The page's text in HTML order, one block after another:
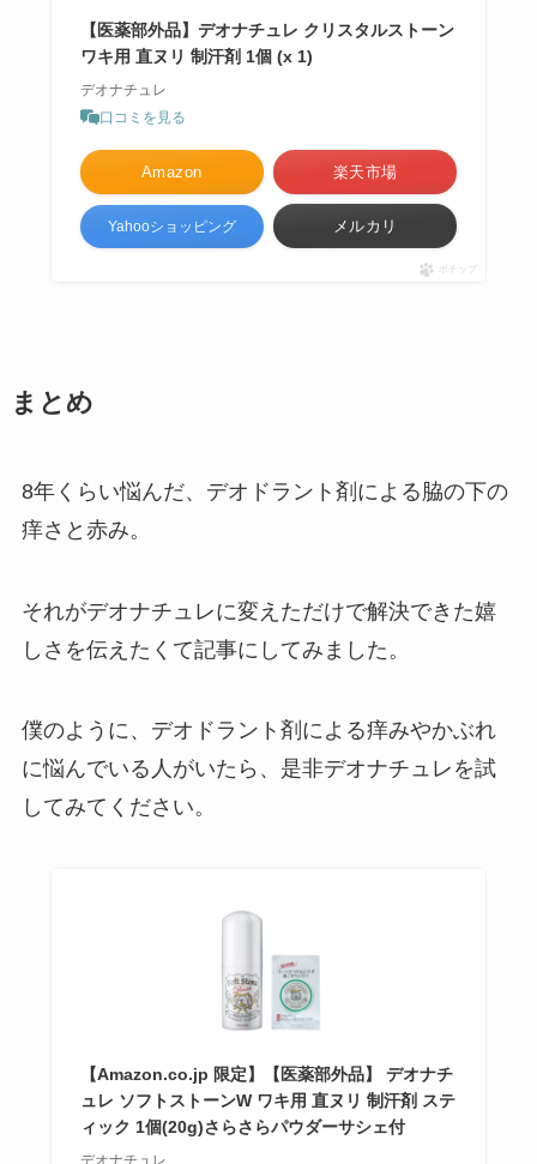
【医薬部外品】デオナチュレ クリスタルストーン
ワキ用 直ヌリ 制汗剤 1個 (x 1)
デオナチュレ
口コミを見る
Amazon 楽天市場
Yahooショッピング メルカリ
ポチップ
まとめ
8年くらい悩んだ、デオドラント剤による脇の下の
痒さと赤み。
それがデオナチュレに変えただけで解決できた嬉
しさを伝えたくて記事にしてみました。
僕のように、デオドラント剤による痒みやかぶれ
に悩んでいる人がいたら、是非デオナチュレを試
してみてください。
【Amazon.co.jp 限定】【医薬部外品】 デオナチ
ュレ ソフトストーンW ワキ用 直ヌリ 制汗剤 ステ
ィック 1個(20g)さらさらパウダーサシェ付